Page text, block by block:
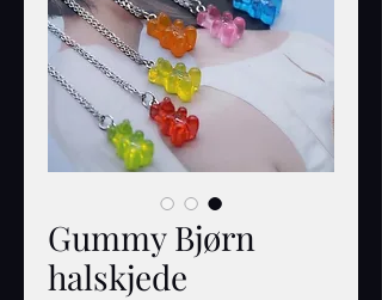
Gummy Bjørn
halskjede